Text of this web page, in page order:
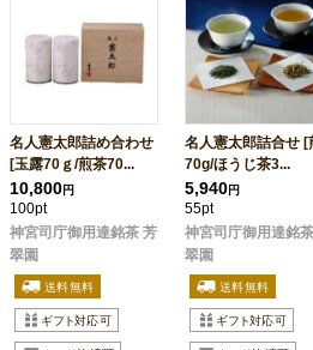
名人憲太郎詰め合わせ
[玉露70ｇ/煎茶70...
10,800円
100pt
神宮司庁御用達銘茶 芳
翠園
名人憲太郎詰合せ [
70g/ほうじ茶3...
5,940円
55pt
神宮司庁御用達銘
翠園